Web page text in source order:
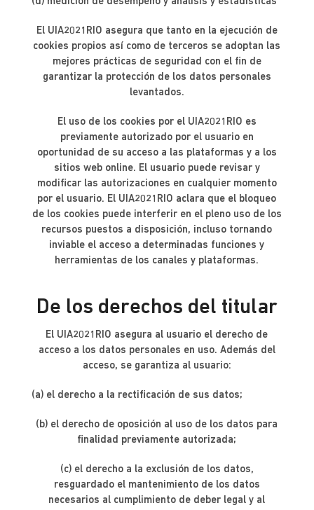
El UIA2021RIO asegura que tanto en la ejecución de
cookies propios así como de terceros se adoptan las
mejores prácticas de seguridad con el fin de
garantizar la protección de los datos personales
levantados.
El uso de los cookies por el UIA2021RIO es
previamente autorizado por el usuario en
oportunidad de su acceso a las plataformas y a los
sitios web online. El usuario puede revisar y
modificar las autorizaciones en cualquier momento
por el usuario. El UIA2021RIO aclara que el bloqueo
de los cookies puede interferir en el pleno uso de los
recursos puestos a disposición, incluso tornando
inviable el acceso a determinadas funciones y
herramientas de los canales y plataformas.
De los derechos del titular
El UIA2021RIO asegura al usuario el derecho de
acceso a los datos personales en uso. Además del
acceso, se garantiza al usuario:
(a) el derecho a la rectificación de sus datos;
(b) el derecho de oposición al uso de los datos para
finalidad previamente autorizada;
(c) el derecho a la exclusión de los datos,
resguardado el mantenimiento de los datos
necesarios al cumplimiento de deber legal y al